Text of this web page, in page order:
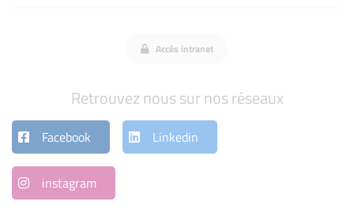
Accès intranet
Retrouvez nous sur nos réseaux
Facebook Linkedin
instagram